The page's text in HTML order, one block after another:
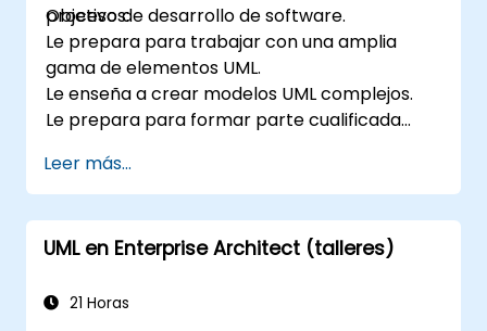
durante todas las etapas de desarrollo del
software.
proceso de desarrollo de software.
Objetivos:
Le prepara para trabajar con una amplia
gama de elementos UML.
Le enseña a crear modelos UML complejos.
Le prepara para formar parte cualificada
desarrollo UML.
Leer más...
UML en Enterprise Architect (talleres)
21 Horas